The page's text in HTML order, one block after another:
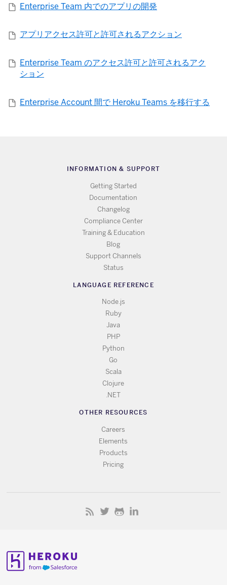
Enterprise Team 内でのアプリの開発
アプリアクセス許可と許可されるアクション
Enterprise Team のアクセス許可と許可されるアク
ション
Enterprise Account 間で Heroku Teams を移行する
INFORMATION & SUPPORT
Getting Started
Documentation
Changelog
Compliance Center
Training & Education
Blog
Support Channels
Status
LANGUAGE REFERENCE
Node.js
Ruby
Java
PHP
Python
Go
Scala
Clojure
.NET
OTHER RESOURCES
Careers
Elements
Products
Pricing